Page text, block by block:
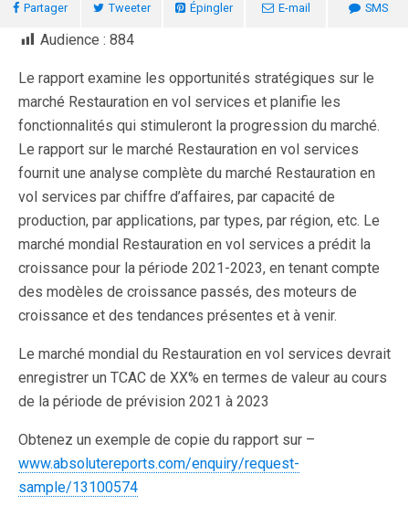
Partager Tweeter Épingler E-mail SMS
Audience : 884
Le rapport examine les opportunités stratégiques sur le
marché Restauration en vol services et planifie les
fonctionnalités qui stimuleront la progression du marché.
Le rapport sur le marché Restauration en vol services
fournit une analyse complète du marché Restauration en
vol services par chiffre d’affaires, par capacité de
production, par applications, par types, par région, etc. Le
marché mondial Restauration en vol services a prédit la
croissance pour la période 2021-2023, en tenant compte
des modèles de croissance passés, des moteurs de
croissance et des tendances présentes et à venir.
Le marché mondial du Restauration en vol services devrait
enregistrer un TCAC de XX% en termes de valeur au cours
de la période de prévision 2021 à 2023
Obtenez un exemple de copie du rapport sur –
www.absolutereports.com/enquiry/request-
sample/13100574